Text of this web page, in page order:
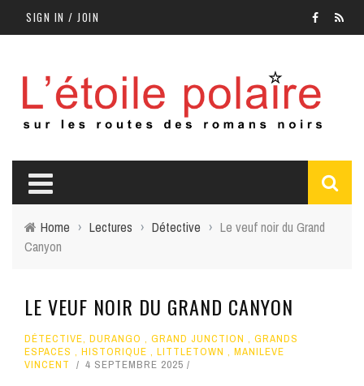
SIGN IN / JOIN
Home › Lectures › Détective › Le veuf noir du Grand
Canyon
LE VEUF NOIR DU GRAND CANYON
DÉTECTIVE, DURANGO , GRAND JUNCTION , GRANDS
ESPACES , HISTORIQUE , LITTLETOWN , MANILEVE
VINCENT
4 SEPTEMBRE 2025